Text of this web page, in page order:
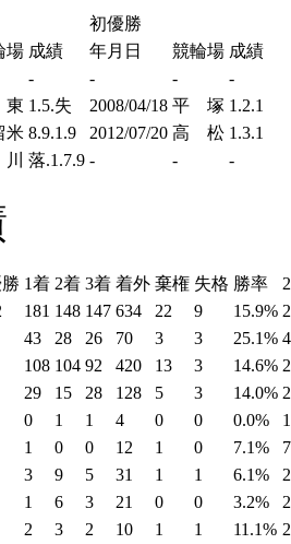
初優勝
場 成績 年月日 競輪場 成績
- - -
-
1.5.失 2008/04/18 平 塚 1.2.1
米 8.9.1.9 2012/07/20 高 松 1.3.1
落.1.7.9 - - -
1着 2着 3着 着外 棄権 失格 勝率
181 148 147 634 22 9 15.9%
43 28 26 70 3 3 25.1%
108 104 92 420 13 3 14.6%
29 15 28 128 5 3 14.0%
0 1 1 4 0 0 0.0%
1 0 0 12 1 0 7.1%
3 9 5 31 1 1 6.1%
1 6 3 21 0 0 3.2%
2 3 2 10 1 1 11.1%